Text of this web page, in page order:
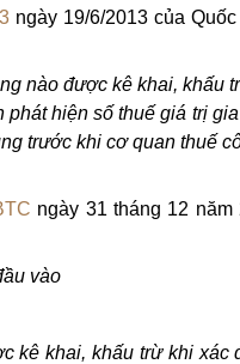
ngày 19/6/2013 của
nào được kê khai, khấu
hiện số thuế giá trị
trước khi cơ quan thuế
ngày 31 tháng 12
vào
kê khai, khấu trừ khi xác